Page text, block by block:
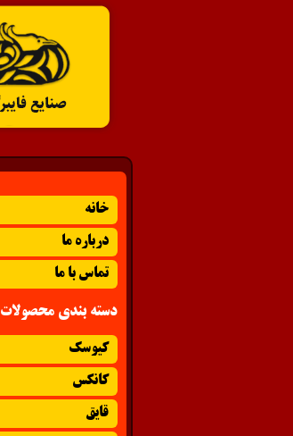
خانه
درباره ما
تماس با ما
دسته بندی محصولات
کیوسک
کانکس
قایق